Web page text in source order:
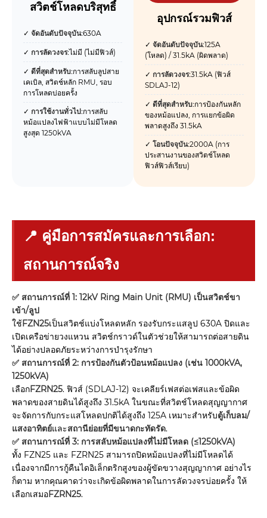
สวิตช์โหลดบริสุทธิ์
✓จัดอันดับปัจจุบัน:630A
✓การลัดวงจร:ไม่มี (ไม่มีฟิวส์)
✓ดีที่สุดสำหรับ:การสลับลูปสาย
เคเบิล, สวิตช์หลัก RMU, รอบ
การโหลดบ่อยครั้ง
✓การใช้งานทั่วไป:การสลับ
หม้อแปลงไฟฟ้าแบบไม่มีโหลด
สูงสุด 1250kVA
อุปกรณ์รวมฟิวส์
✓จัดอันดับปัจจุบัน:125A
(โหลด) / 31.5kA (ผิดพลาด)
✓การลัดวงจร:31.5kA (ฟิวส์
SDLAJ-12)
✓ดีที่สุดสำหรับ:การป้องกันหลัก
ของหม้อแปลง, การแยกข้อผิด
พลาดสูงถึง 31.5kA
✓โอนปัจจุบัน:2000A (การ
ประสานงานของสวิตช์โหลด
ฟิวส์ฟิวส์เรียบ)
📍 คู่มือการสมัครและการเลือก:
สถานการณ์จริง
✅ สถานการณ์ที่ 1: 12kV Ring Main Unit (RMU) เป็นสวิตช์ขา
เข้า/ลูป
ใช้FZN25เป็นสวิตช์แบ่งโหลดหลัก รองรับกระแสลูป 630A ปิดและ
เปิดเครือข่ายวงแหวน สวิตช์กราวด์ในตัวช่วยให้สามารถต่อสายดิน
ได้อย่างปลอดภัยระหว่างการบำรุงรักษา
✅ สถานการณ์ที่ 2: การป้องกันตัวป้อนหม้อแปลง (เช่น 1000kVA,
1250kVA)
เลือกFZRN25. ฟิวส์ (SDLAJ-12) จะเคลียร์เฟสต่อเฟสและข้อผิด
พลาดของสายดินได้สูงถึง 31.5kA ในขณะที่สวิตช์โหลดสุญญากาศ
จะจัดการกับกระแสโหลดปกติได้สูงถึง 125A เหมาะสำหรับตู้เก็บลม/
แสงอาทิตย์และสถานีย่อยที่มีขนาดกะทัดรัด.
✅ สถานการณ์ที่ 3: การสลับหม้อแปลงที่ไม่มีโหลด (≤1250kVA)
ทั้ง FZN25 และ FZRN25 สามารถปิดหม้อแปลงที่ไม่มีโหลดได้
เนื่องจากมีการกู้คืนไดอิเล็กตริกสูงของผู้ขัดขวางสุญญากาศ อย่างไร
ก็ตาม หากคุณคาดว่าจะเกิดข้อผิดพลาดในการลัดวงจรบ่อยครั้ง ให้
เลือกเสมอFZRN25.